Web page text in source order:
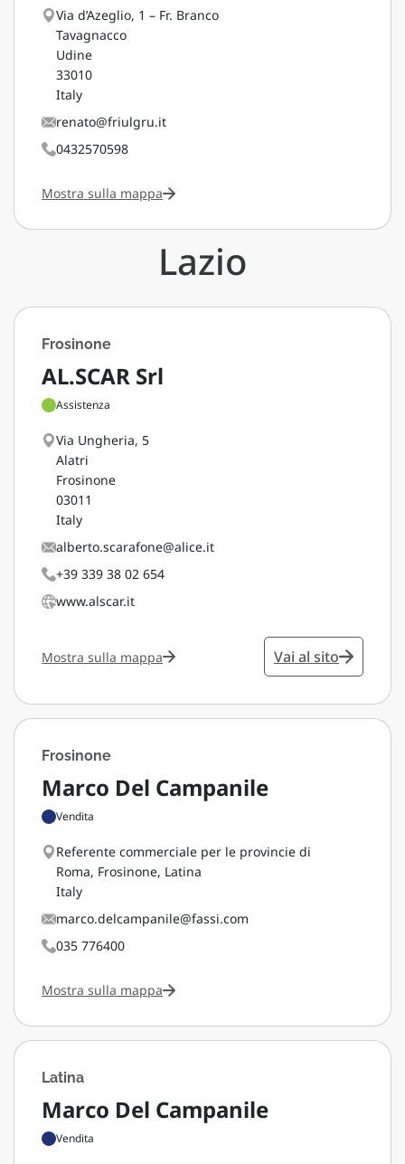
Via d’Azeglio, 1 – Fr. Branco
Tavagnacco
Udine
33010
Italy
renato@friulgru.it
0432570598
Mostra sulla mappa
Lazio
Frosinone
AL.SCAR Srl
Assistenza
Via Ungheria, 5
Alatri
Frosinone
03011
Italy
alberto.scarafone@alice.it
+39 339 38 02 654
www.alscar.it
Mostra sulla mappa Vai al sito
Frosinone
Marco Del Campanile
Vendita
Referente commerciale per le provincie di
Roma, Frosinone, Latina
Italy
marco.delcampanile@fassi.com
035 776400
Mostra sulla mappa
Latina
Marco Del Campanile
Vendita